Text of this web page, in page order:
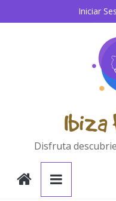
al
Iniciar
Ibiza
Disfruta